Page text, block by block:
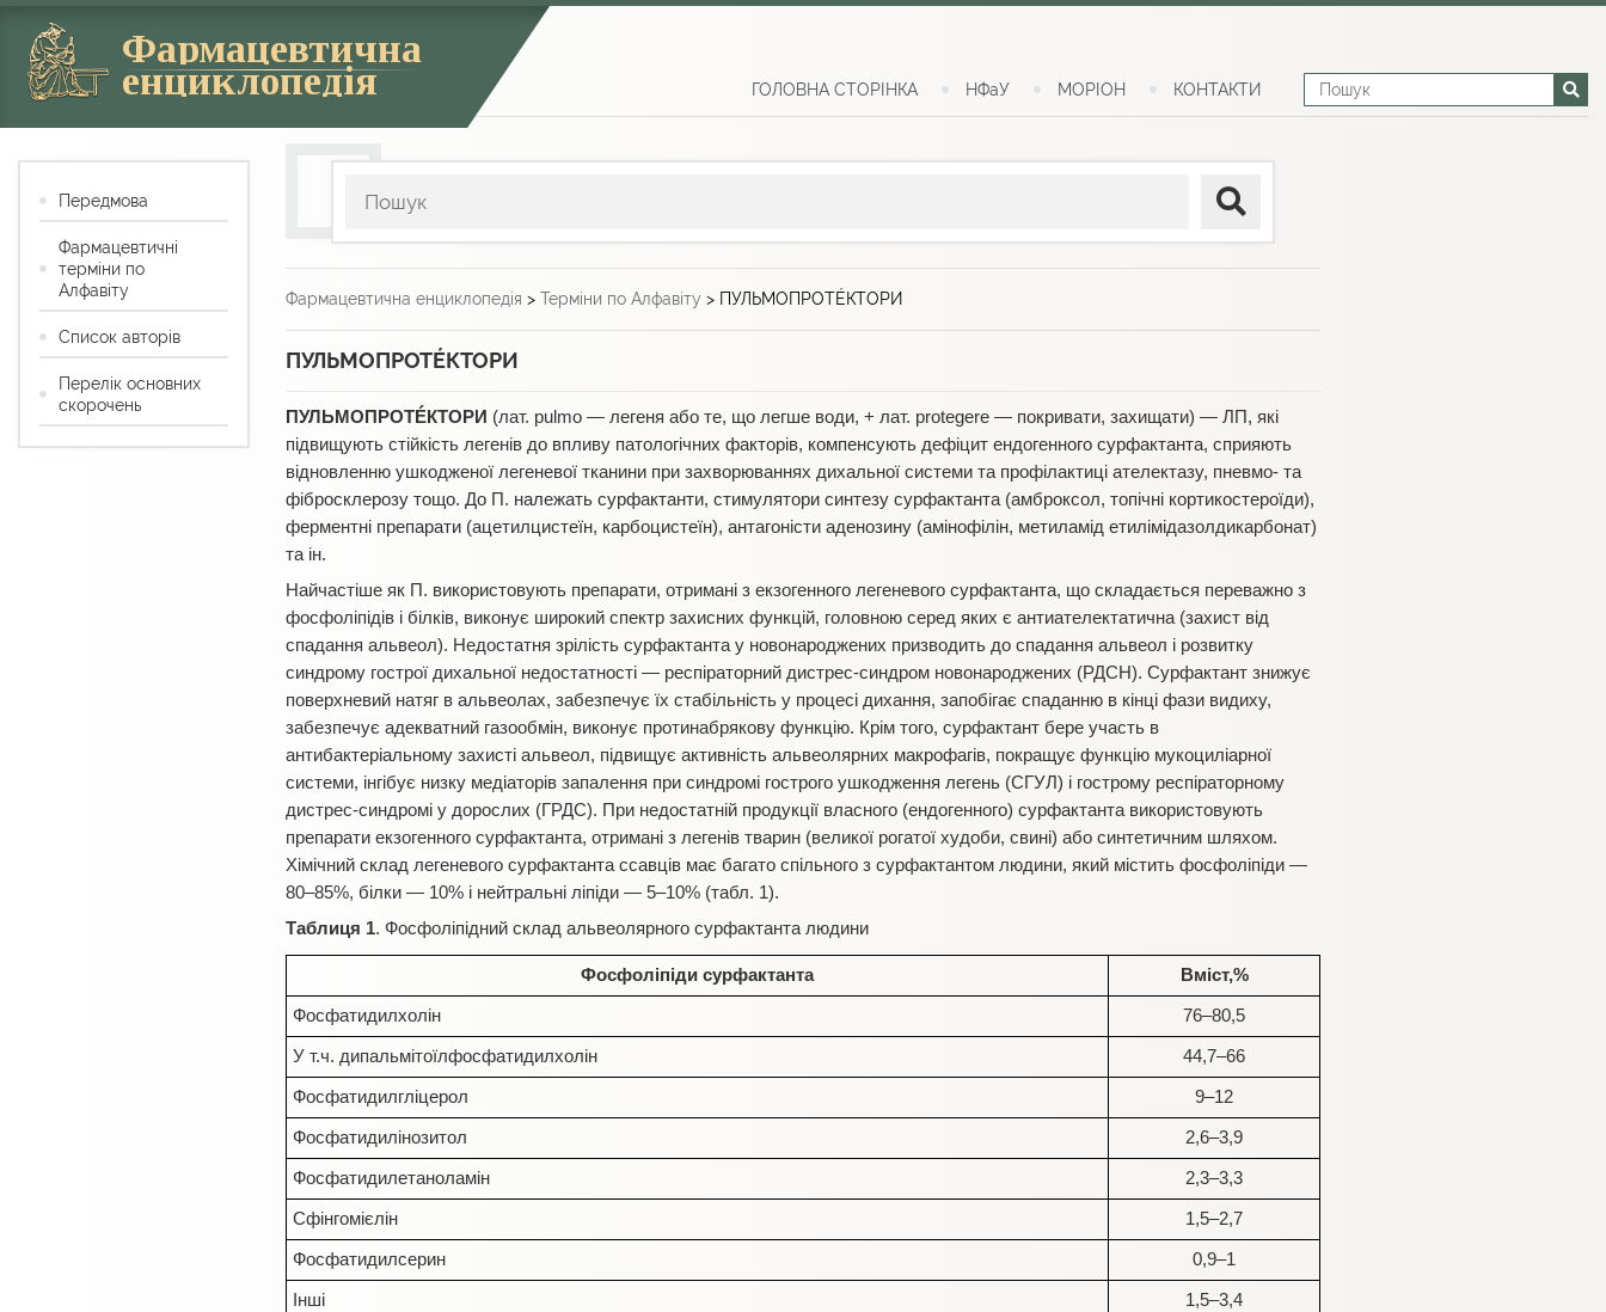
Фармацевтична
енциклопедія ГОЛОВНА СТОРІНКА НФаУ МОРІОН КОНТАКТИ
Фармацевтична енциклопедія > Терміни по Алфавіту > ПУЛЬМОПРОТÉКТОРИ
ПУЛЬМОПРОТÉКТОРИ
ПУЛЬМОПРОТÉКТОРИ (лат. рulmo — легеня або те, що легше води, + лат. protegere — покривати, захищати) — ЛП, які
підвищують стійкість легенів до впливу патологічних факторів, компенсують дефіцит ендогенного сурфактанта, сприяють
відновленню ушкодженої легеневої тканини при захворюваннях дихальної системи та профілактиці ателектазу, пневмо- та
фібросклерозу тощо. До П. належать сурфактанти, стимулятори синтезу сурфактанта (амброксол, топічні кортикостероїди),
ферментні препарати (ацетилцистеїн, карбоцистеїн), антагоністи аденозину (амінофілін, метиламід етилімідазолдикарбонат)
та ін.
Найчастіше як П. використовують препарати, отримані з екзогенного легеневого сурфактанта, що складається переважно з
фосфоліпідів і білків, виконує широкий спектр захисних функцій, головною серед яких є антиателектатична (захист від
спадання альвеол). Недостатня зрілість сурфактанта у новонароджених призводить до спадання альвеол і розвитку
синдрому гострої дихальної недостатності — респіраторний дистрес-синдром новонароджених (РДСН). Сурфактант знижує
поверхневий натяг в альвеолах, забезпечує їх стабільність у процесі дихання, запобігає спаданню в кінці фази видиху,
забезпечує адекватний газообмін, виконує протинабрякову функцію. Крім того, сурфактант бере участь в
антибактеріальному захисті альвеол, підвищує активність альвеолярних макрофагів, покращує функцію мукоциліарної
системи, інгібує низку медіаторів запалення при синдромі гострого ушкодження легень (СГУЛ) і гострому респіраторному
дистрес-синдромі у дорослих (ГРДС). При недостатній продукції власного (ендогенного) сурфактанта використовують
препарати екзогенного сурфактанта, отримані з легенів тварин (великої рогатої худоби, свині) або синтетичним шляхом.
Хімічний склад легеневого сурфактанта ссавців має багато спільного з сурфактантом людини, який містить фосфоліпіди —
80–85%, білки — 10% і нейтральні ліпіди — 5–10% (табл. 1).
Таблиця 1. Фосфоліпідний склад альвеолярного сурфактанта людини
Фосфоліпіди сурфактанта Вміст,%
Фосфатидилхолін 76–80,5
У т.ч. дипальмітоїлфосфатидилхолін 44,7–66
Фосфатидилгліцерол 9–12
Фосфатидилінозитол 2,6–3,9
Фосфатидилетаноламін 2,3–3,3
Сфінгомієлін 1,5–2,7
Фосфатидилсерин 0,9–1
Інші 1,5–3,4
Передмова
Фармацевтичні
терміни по
Алфавіту
Список авторів
Перелік основних
скорочень